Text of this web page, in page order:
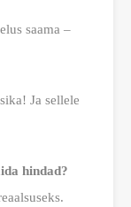
saama –
Ja sellele
hindad?